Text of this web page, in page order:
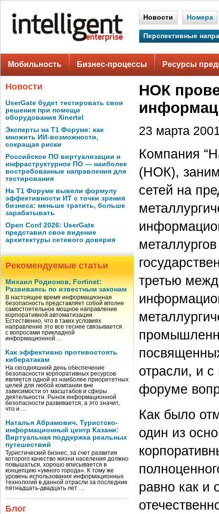
Новости Номера
Перспективные
Мобильность Бизнес-процессы Ресурсы
Новости
UserGate будет тестировать свои
решения при помощи
оборудования Xinertel
Эксперты на Т1 Форуме: как
множить ИИ-возможности,
сокращая риски
Российское ПО виртуализации и
инфраструктурное ПО — наиболее
востребованные направления для
тестирования
На Т1 Форуме вывели формулу
эффективности ИТ с точки зрения
бизнеса: меньше тратить, больше
зарабатывать
Open Conf 2026: UserGate
представил свое видение
архитектуры сетевого доверия
Рекомендуемые статьи
Михаил Родионов, Fortinet:
Развиваясь по известным законам
В настоящее время информационная
безопасность представляет собой вполне
самостоятельное мощное направление
корпоративной автоматизации.
Естественно, что в таких условиях
направление это все теснее связывается
с вопросами прикладной
информационной …
Как эффективно противостоять
кибератакам
На сегодняшний день обеспечение
безопасности корпоративных ресурсов
является одной из наиболее приоритетных
целей для любой компании вне
зависимости от масштабов и сферы
деятельности. Рынок информационной
безопасности развивается, а это значит,
что и …
Наталья Абрамович, Туристско-
информационный центр Казани:
Виртуальная поддержка реальных
путешествий
Туристический бизнес, за счет развития
которого качество жизни населения должно
повышаться, хорошо вписывается в
концепцию «умного города». К тому же
уровень использования информационных
технологий в данной отрасли за последние
пятнадцать-двадцать лет …
Блог
НОК
23 марта
Компания
(НОК),
сетей на
третью
отрасли, и
форуме
Как было
один из
равно как и